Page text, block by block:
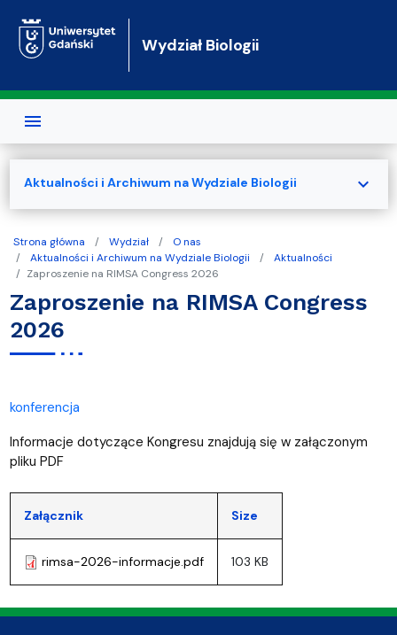
Wydział Biologii
Strona główna Wydział
O nas
Aktualności i Archiwum na Wydziale Biologii
Aktualności
Zaproszenie na RIMSA Congress 2026
Zaproszenie na RIMSA Congress
2026
konferencja
Informacje dotyczące Kongresu znajdują się w załączonym
pliku PDF
Załącznik Size
rimsa-2026-informacje.pdf 103 KB
Aktualności i Archiwum na Wydziale Biologii expand_more